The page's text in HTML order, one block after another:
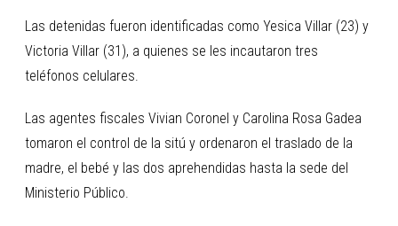
Las detenidas fueron identificadas como Yesica Villar (23) y
Victoria Villar (31), a quienes se les incautaron tres
teléfonos celulares.
Las agentes fiscales Vivian Coronel y Carolina Rosa Gadea
tomaron el control de la sitú y ordenaron el traslado de la
madre, el bebé y las dos aprehendidas hasta la sede del
Ministerio Público.